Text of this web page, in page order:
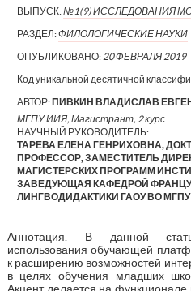
ВЫПУСК:№1(9) ИССЛЕДОВАНИЯ
РАЗДЕЛ:ФИЛОЛОГИЧЕСКИЕ НАУКИ
ОПУБЛИКОВАНО: 20 ФЕВРАЛЯ 2019
Код уникальной десятичной
АВТОР:ПИВКИН ВЛАДИСЛАВ
МГПУ ИИЯ, Магистрант, 2 курс
НАУЧНЫЙ РУКОВОДИТЕЛЬ:
ТАРЕВА ЕЛЕНА ГЕНРИХОВНА,
ПРОФЕССОР, ЗАМЕСТИТЕЛЬ
МАГИСТЕРСКИХ ПРОГРАММ
ЗАВЕДУЮЩАЯ КАФЕДРОЙ
ЛИНГВОДИДАКТИКИ ГАОУ ВО МГПУ
Аннотация. В данной
использования обучающей
к расширению возможностей
в целях обучения младших
Акцент делается на